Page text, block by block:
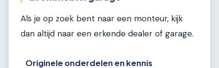
Als je op zoek bent naar een monteur, kijk
dan altijd naar een erkende dealer of garage.
Originele onderdelen en kennis